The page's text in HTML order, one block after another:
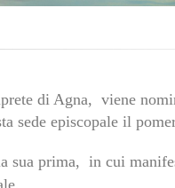
di Agna, viene
sede episcopale il
prima, in cui